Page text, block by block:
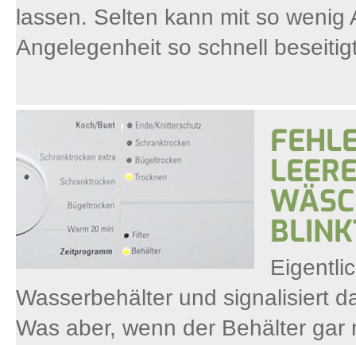
lassen. Selten kann mit so
Angelegenheit so schnell
Wasserbehälter und signalisiert
Was aber, wenn der Behälter